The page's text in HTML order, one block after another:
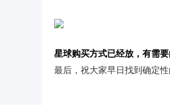
星球购买方式已经放，有需
最后，祝大家早日找到确定